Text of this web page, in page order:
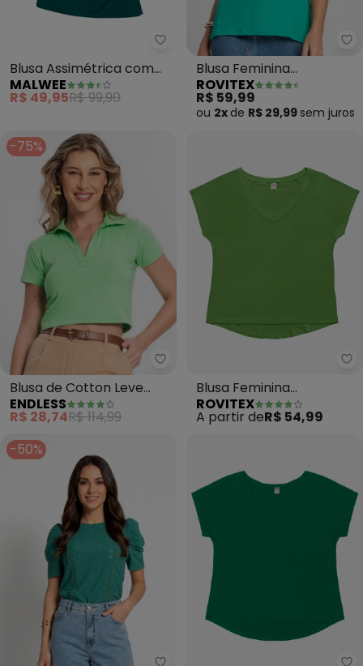
Malwee - Blusa Assimétrica
Blusa Assimétrica com
Torção (Verde)
MALWEE
R$ 49,95R$ 99,90
Blusa Feminina
Viscotorcion com Bolso
(Verde)
ROVITEX
R$ 59,99
ou 2x de R$ 29,99 sem juros
-75%
Endless - Blusa de Cotton Leve
Blusa de Cotton Leve
Feminina (Verde)
ENDLESS
R$ 28,74R$ 114,99
Blusa Feminina
Viscotorcion (Verde)
ROVITEX
A partir deR$ 54,99
-50%